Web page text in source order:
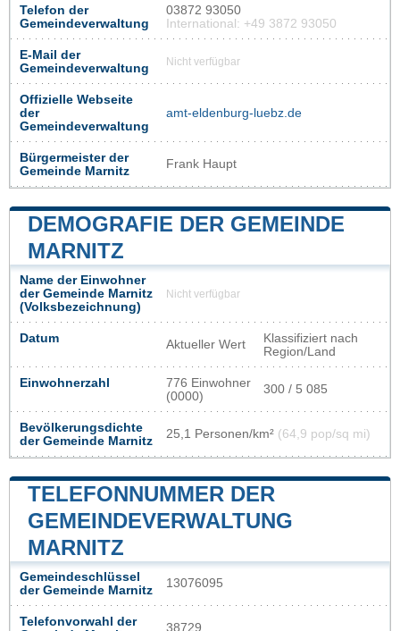
Telefon der
Gemeindeverwaltung
03872 93050
International: +49 3872 93050
E-Mail der
Gemeindeverwaltung
Nicht verfügbar
Offizielle Webseite
der
Gemeindeverwaltung
amt-eldenburg-luebz.de
Bürgermeister der
Gemeinde Marnitz
Frank Haupt
DEMOGRAFIE DER GEMEINDE
MARNITZ
Name der Einwohner
der Gemeinde Marnitz
(Volksbezeichnung)
Nicht verfügbar
Datum Aktueller Wert
Klassifiziert nach
Region/Land
Einwohnerzahl
776 Einwohner
(0000)
300 / 5 085
Bevölkerungsdichte
der Gemeinde Marnitz
25,1 Personen/km² (64,9 pop/sq mi)
TELEFONNUMMER DER
GEMEINDEVERWALTUNG
MARNITZ
Gemeindeschlüssel
der Gemeinde Marnitz
13076095
Telefonvorwahl der
38729